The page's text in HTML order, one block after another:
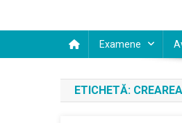
Examene
ETICHETĂ: CREAREA